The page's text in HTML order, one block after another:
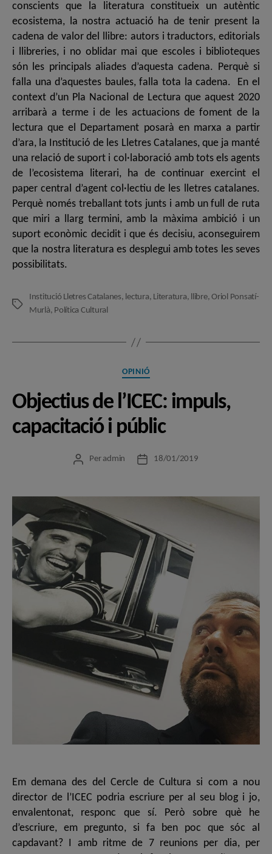
conscients que la literatura constitueix un autèntic
ecosistema, la nostra actuació ha de tenir present la
cadena de valor del llibre: autors i traductors, editorials
i llibreries, i no oblidar mai que escoles i biblioteques
són les principals aliades d’aquesta cadena. Perquè si
falla una d’aquestes baules, falla tota la cadena. En el
context d’un Pla Nacional de Lectura que aquest 2020
arribarà a terme i de les actuacions de foment de la
lectura que el Departament posarà en marxa a partir
d’ara, la Institució de les Lletres Catalanes, que ja manté
una relació de suport i col·laboració amb tots els agents
de l’ecosistema literari, ha de continuar exercint el
paper central d’agent col·lectiu de les lletres catalanes.
Perquè només treballant tots junts i amb un full de ruta
que miri a llarg termini, amb la màxima ambició i un
suport econòmic decidit i que és decisiu, aconseguirem
que la nostra literatura es desplegui amb totes les seves
possibilitats.
Etiquetes
Institució Lletres Catalanes, lectura, Literatura, llibre,Oriol Ponsatí-
Murlà, Política Cultural
Categories
OPINIÓ
Objectius de l’ICEC: impuls,
capacitació i públic
Autor
Per admin
Data18/01/2019
Em demana des del Cercle de Cultura si com a nou
director de l’ICEC podria escriure per al seu blog i jo,
envalentonat, responc que sí. Però sobre què he
d’escriure, em pregunto, si fa ben poc que sóc al
capdavant? I amb ritme de 7 reunions per dia, per